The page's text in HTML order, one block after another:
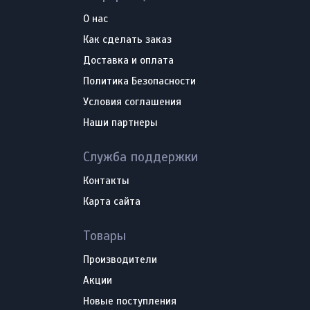
О нас
Как сделать заказ
Доставка и оплата
Политика Безопасности
Условия соглашения
Наши партнеры
Служба поддержки
Контакты
Карта сайта
Товары
Производители
Акции
Новые поступления